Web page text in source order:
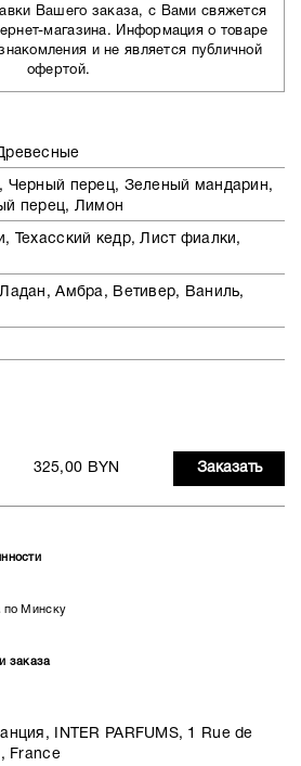
Вашего заказа, с Вами свяжется
магазина. Информация о товаре
и не является публичной
офертой.
Черный перец, Зеленый мандарин,
перец, Лимон
Техасский кедр, Лист фиалки,
Амбра, Ветивер, Ваниль,
325,00 BYN Заказать
по Минску
заказа
INTER PARFUMS, 1 Rue de
France